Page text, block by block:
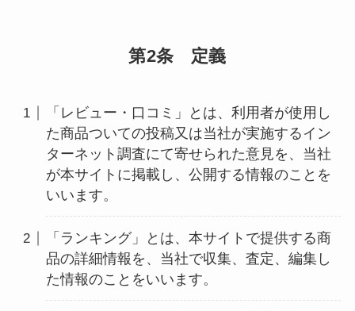
第2条 定義
「レビュー・口コミ」とは、利用者が使用し
た商品ついての投稿又は当社が実施するイン
ターネット調査にて寄せられた意見を、当社
が本サイトに掲載し、公開する情報のことを
いいます。
「ランキング」とは、本サイトで提供する商
品の詳細情報を、当社で収集、査定、編集し
た情報のことをいいます。